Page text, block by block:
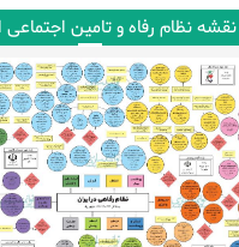
نقشه نظام رفاه و تامین اجتماعی